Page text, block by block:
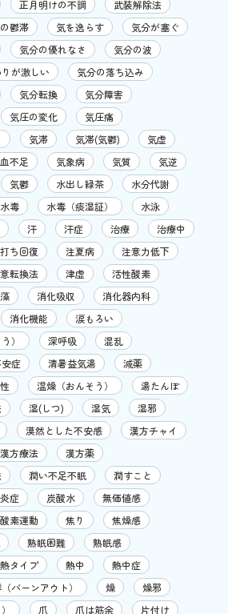
正月明けの不調
武装解除法
鬱滞 気を逸らす
気分が塞ぐ
気分の優れなさ
気分の波
が激しい
気分の落ち込み
気分転換
気分障害
気圧の変化
気圧痛
気滞 気滞(気鬱)
気虚
不足 気象病 気質
気逆
気鬱 水出し緑茶
水分代謝
水毒 水毒（痰湿証）
水泳
汗 汗症 治療
治療中
ち回復 注夏病
注意力低下
転換法 津虚
活性酸素
消化吸収
消化器内科
消化機能
涙もろい
）
深呼吸
混乱
症
清暑益気湯
減薬
温燥（おんそう）
湯たんぽ
湿(しつ) 湿気
湿邪
漠然とした不安感
漢方チャイ
漢方療法
漢方薬
潤い不足不眠
潤すこと
炎症 炭酸水
無価値感
素運動 焦り
焦燥感
熟眠困難
熟眠感
熱タイプ 熱中
熱中症
バーンアウト）
燥
燥邪
爪 爪は筋余
片付け